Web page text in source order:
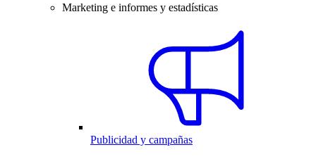
Marketing e informes y estadísticas
Publicidad y campañas